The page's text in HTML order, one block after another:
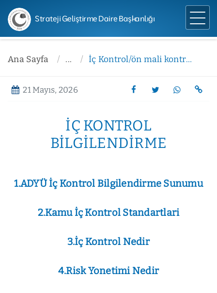
Strateji Geliştirme Daire Başkanlığı
Ana Sayfa ... İç Kontrol/ön mali kontrol Bilgilendirme
21 Mayıs, 2026
İÇ KONTROL
BILGILENDIRME
1.ADYÜ İç Kontrol Bilgilendirme Sunumu
2.Kamu İç Kontrol Standartlari
3.İç Kontrol Nedir
4.Risk Yonetimi Nedir